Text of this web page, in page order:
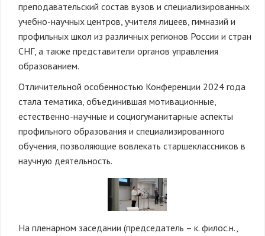
преподавательский состав вузов и специализированных
учебно-научных центров, учителя лицеев, гимназий и
профильных школ из различных регионов России и стран
СНГ, а также представители органов управления
образованием.
Отличительной особенностью Конференции 2024 года
стала тематика, объединившая мотивационные,
естественно-научные и социогуманитарные аспекты
профильного образования и специализированного
обучения, позволяющие вовлекать старшеклассников в
научную деятельность.
На пленарном заседании (председатель – к. филос.н.,